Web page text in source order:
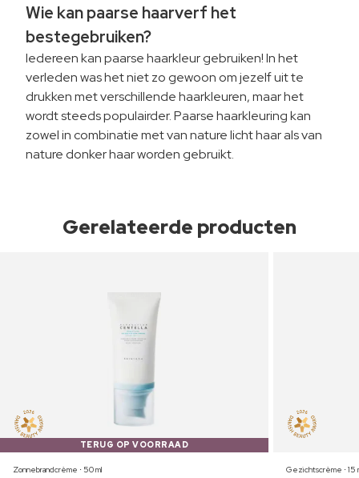
Wie kan paarse haarverf het
bestegebruiken?
Iedereen kan paarse haarkleur gebruiken! In het
verleden was het niet zo gewoon om jezelf uit te
drukken met verschillende haarkleuren, maar het
wordt steeds populairder. Paarse haarkleuring kan
zowel in combinatie met van nature licht haar als van
nature donker haar worden gebruikt.
Gerelateerde producten
TERUG OP VOORRAAD
Zonnebrandcrème ⋅ 50 ml
Gezichtscrème ⋅ 15